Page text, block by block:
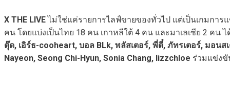
X THE LIVEไม่ใช่แค่รายการไลฟ์ขายของทั่วไป แต่เป็นเกมการ
คน โดยแบ่งเป็นไทย 18 คน เกาหลีใต้ 4 คน และมาเลเซีย 2 คน
ตุ๊ด, เอิร์ธ-cooheart, บอล BLk, พลัสเตอร์, พี่ตี๋, ภัทรเตอร์, มอ
Nayeon, Seong Chi-Hyun, Sonia Chang, lizzchloe ร่วมแข่ง